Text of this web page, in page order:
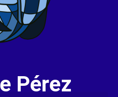
Pérez